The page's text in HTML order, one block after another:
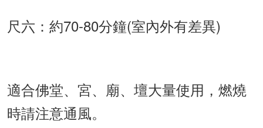
尺六：約70-80分鐘(室內外有差異)
適合佛堂、宮、廟、壇大量使用，燃燒
時請注意通風。